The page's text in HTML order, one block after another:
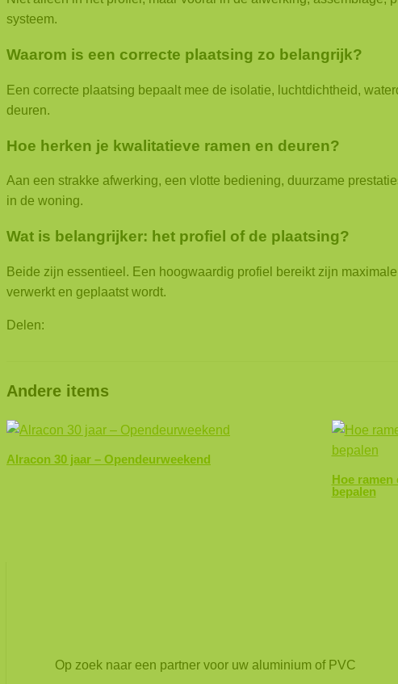
systeem.
Waarom is een correcte plaatsing zo belangrijk?
Een correcte plaatsing bepaalt mee de isolatie, luchtdichtheid,
deuren.
Hoe herken je kwalitatieve ramen en deuren?
Aan een strakke afwerking, een vlotte bediening, duurzame
in de woning.
Wat is belangrijker: het profiel of de plaatsing?
Beide zijn essentieel. Een hoogwaardig profiel bereikt zijn
verwerkt en geplaatst wordt.
Delen:
Andere items
Alracon 30 jaar – Opendeurweekend
Hoe
bepalen
Op zoek naar een partner voor uw aluminium of PVC